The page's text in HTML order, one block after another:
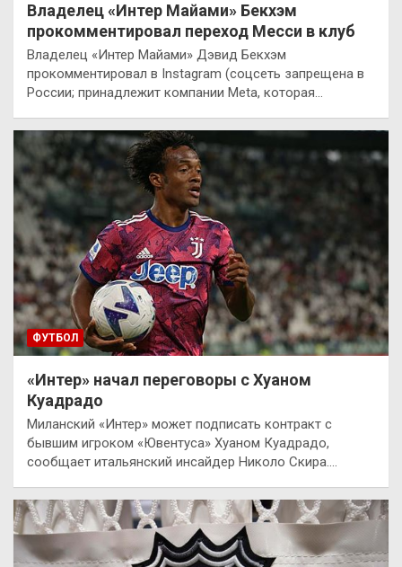
Владелец «Интер Майами» Бекхэм
прокомментировал переход Месси в клуб
Владелец «Интер Майами» Дэвид Бекхэм
прокомментировал в Instagram (соцсеть запрещена в
России; принадлежит компании Meta, которая…
ФУТБОЛ
«Интер» начал переговоры с Хуаном
Куадрадо
Миланский «Интер» может подписать контракт с
бывшим игроком «Ювентуса» Хуаном Куадрадо,
сообщает итальянский инсайдер Николо Скира.…